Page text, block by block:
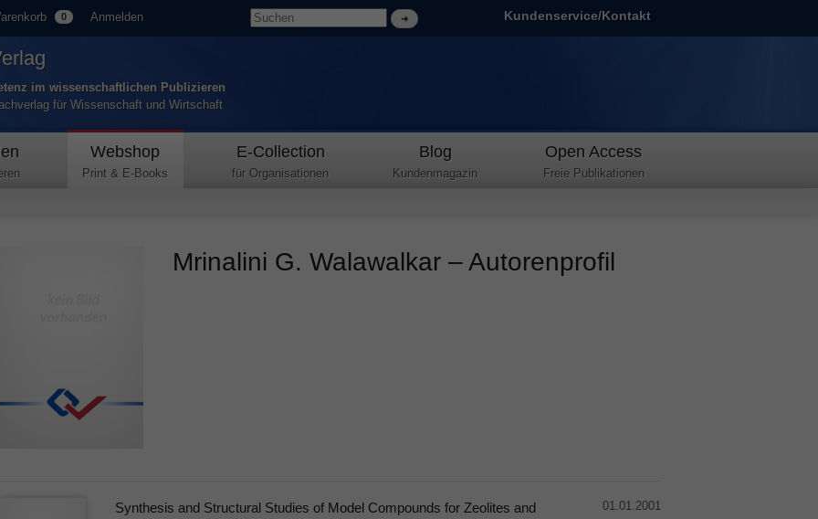
0 Anmelden Kundenservice/Kontakt
im wissenschaftlichen Publizieren
für Wissenschaft und Wirtschaft
Webshop
Print & E-Books
E-Collection
für Organisationen
Blog
Kundenmagazin
Open Access
Freie Publikationen
Mrinalini G. Walawalkar – Autorenprofil
Synthesis and Structural Studies of Model Compounds for Zeolites and
01.01.2001